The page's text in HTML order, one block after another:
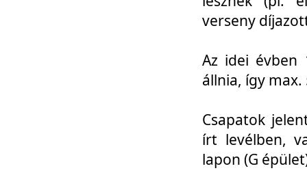
verseny
Az idei évben
állnia, így
Csapatok
írt levélben,
lapon (G